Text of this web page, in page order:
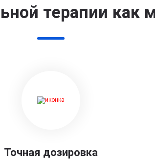
терапии как
Точная дозировка